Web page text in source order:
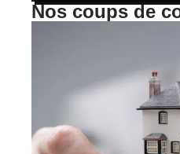
Nos coups de